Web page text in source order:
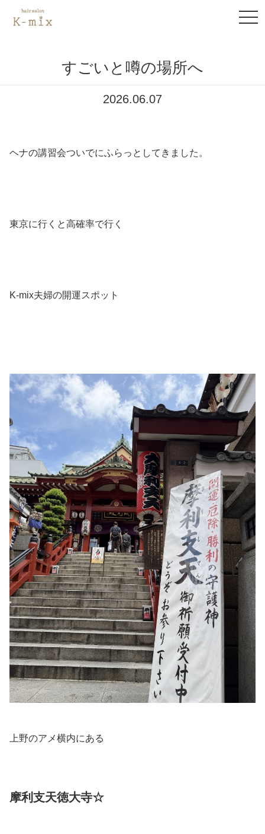
すごいと噂の場所へ
2026.06.07
ヘナの講習会ついでにふらっとしてきました。
東京に行くと高確率で行く
K-mix夫婦の開運スポット
上野のアメ横内にある
摩利支天徳大寺☆